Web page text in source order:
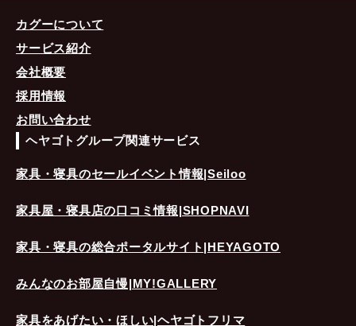
カグーについて
サービス紹介
会社概要
採用情報
お問い合わせ
ヘヤゴトグループ関連サービス
家具・寝具のセールイベント情報|Seiloo
家具屋・寝具店の口コミ情報|SHOPNAVI
家具・寝具の総合ポータルサイト|HEYAGOTO
みんなのお部屋自慢|MY!GALLERY
家具をあげたい・ほしい|ヘヤゴトフリマ